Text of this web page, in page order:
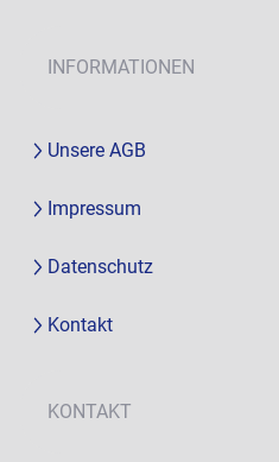
INFORMATIONEN
Unsere AGB
Impressum
Datenschutz
Kontakt
KONTAKT